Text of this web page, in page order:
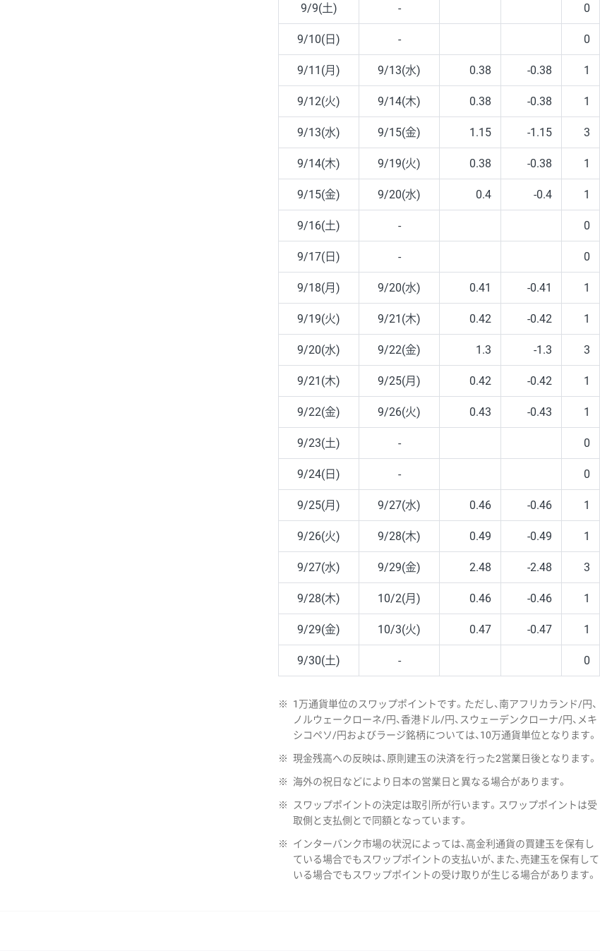
9/9(土) - 0
9/10(日) - 0
9/11(月) 9/13(水) 0.38 -0.38 1
9/12(火) 9/14(木) 0.38 -0.38 1
9/13(水) 9/15(金) 1.15 -1.15 3
9/14(木) 9/19(火) 0.38 -0.38 1
9/15(金) 9/20(水) 0.4 -0.4 1
9/16(土) - 0
9/17(日) - 0
9/18(月) 9/20(水) 0.41 -0.41 1
9/19(火) 9/21(木) 0.42 -0.42 1
9/20(水) 9/22(金) 1.3 -1.3 3
9/21(木) 9/25(月) 0.42 -0.42 1
9/22(金) 9/26(火) 0.43 -0.43 1
9/23(土) - 0
9/24(日) - 0
9/25(月) 9/27(水) 0.46 -0.46 1
9/26(火) 9/28(木) 0.49 -0.49 1
9/27(水) 9/29(金) 2.48 -2.48 3
9/28(木) 10/2(月) 0.46 -0.46 1
9/29(金) 10/3(火) 0.47 -0.47 1
9/30(土) - 0
※
1万通貨単位のスワップポイントです。ただし、南アフリカランド/円、
ノルウェークローネ/円、香港ドル/円、スウェーデンクローナ/円、メキ
シコペソ/円およびラージ銘柄については、10万通貨単位となります。
※ 現金残高への反映は、原則建玉の決済を行った2営業日後となります。
※ 海外の祝日などにより日本の営業日と異なる場合があります。
※
スワップポイントの決定は取引所が行います。スワップポイントは受
取側と支払側とで同額となっています。
※
インターバンク市場の状況によっては、高金利通貨の買建玉を保有し
ている場合でもスワップポイントの支払いが、また、売建玉を保有して
いる場合でもスワップポイントの受け取りが生じる場合があります。